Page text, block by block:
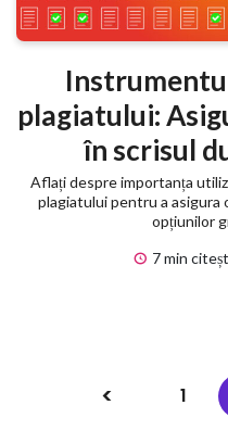
plagiatului:
în scrisul
Aflați despre importanța
plagiatului pentru a asigura
opțiunilor
7 min
1